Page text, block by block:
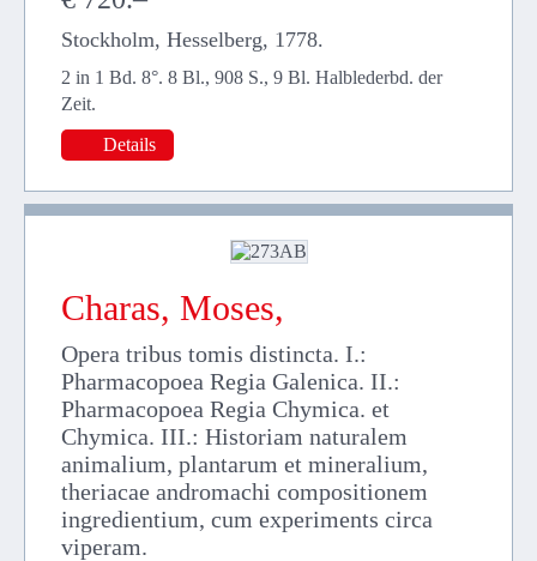
Stockholm, Hesselberg, 1778.
2 in 1 Bd. 8°. 8 Bl., 908 S., 9 Bl. Halblederbd. der
Zeit.
Details
Charas, Moses,
Opera tribus tomis distincta. I.:
Pharmacopoea Regia Galenica. II.:
Pharmacopoea Regia Chymica. et
Chymica. III.: Historiam naturalem
animalium, plantarum et mineralium,
theriacae andromachi compositionem
ingredientium, cum experiments circa
viperam.